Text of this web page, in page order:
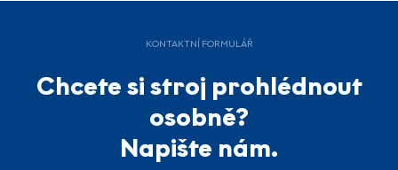
KONTAKTNÍ FORMULÁŘ
Chcete si stroj prohlédnout
osobně?
Napište nám.